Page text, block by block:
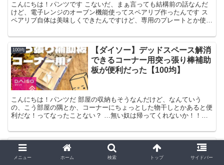
こんにちは！パンツです こないだ、まぁ言っても結構前の話なんだ
けど、電子レンジのオーブン機能使ってスペアリブ作ったんです ス
ペアリブ自体は美味しくできたんですけど、専用のプレートとか使う
100均
【ダイソー】デッドスペース解消
できるコーナー用突っ張り棒補助
板が便利だった【100均】
こんにちは！パンツだ 部屋の収納もそうなんだけど、なんていう
の、こう部屋の隅とか、コーナーにちょっとした物干しとかあると便
利だな！ってなったことない？ …無い奴は帰ってくれないか！！
100均
【2019年版】いま買うべき100均
キッチン便利グッズランキング
メニュー ホーム 検索 トップ サイドバー